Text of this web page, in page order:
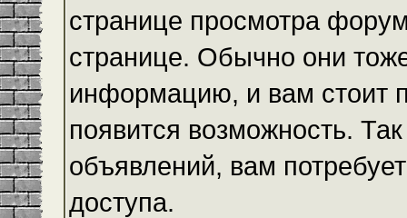
странице просмотра
странице. Обычно они
информацию, и вам стоит
появится возможность.
объявлений, вам
доступа.